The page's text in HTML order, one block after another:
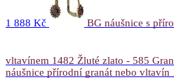
1 888 Kč BG náušnice s
vltavínem 1482 Žluté zlato - 585
náušnice přírodní granát nebo vltavín